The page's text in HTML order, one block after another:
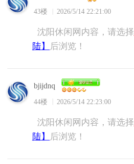
43楼 2026/5/14 22:21:00
沈阳休闲网内容，请选择
陆】
后浏览！
bjijdnq
44楼 2026/5/14 22:23:00
沈阳休闲网内容，请选择
陆】
后浏览！